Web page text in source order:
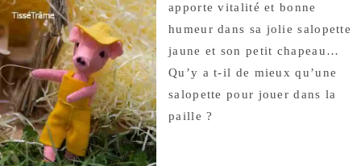
apporte vitalité et bonne
humeur dans sa jolie salopette
jaune et son petit chapeau…
Qu’y a t-il de mieux qu’une
salopette pour jouer dans la
paille ?